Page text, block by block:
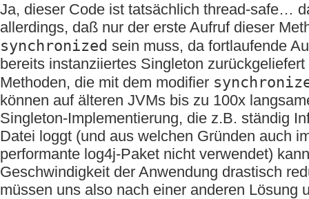
Ja, dieser Code ist tatsächlich thread-safe…
allerdings, daß nur der erste Aufruf dieser
synchronized sein muss, da fortlaufende
bereits instanziiertes Singleton
Methoden, die mit dem modifier
können auf älteren JVMs bis zu 100x
Singleton-Implementierung, die z.B. ständig
Datei loggt (und aus welchen Gründen auch
performante log4j-Paket nicht verwendet)
Geschwindigkeit der Anwendung drastisch
müssen uns also nach einer anderen Lösung